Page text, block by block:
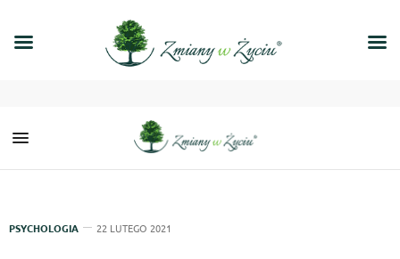
PSYCHOLOGIA 22 LUTEGO 2021